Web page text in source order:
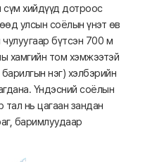
сүм хийдүүд дотроос
улсын соёлын үнэт өв
бүтсэн 700 м
хамгийн том хэмжээтэй
нэг) хэлбэрийн
Үндэсний соёлын
нь цагаан зандан
баримлуудаар